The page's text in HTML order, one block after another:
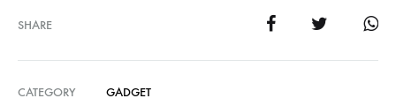
SHARE
CATEGORY
GADGET